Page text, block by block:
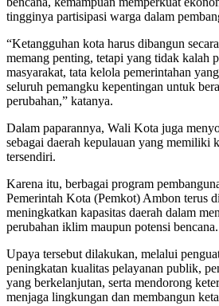
tingginya partisipasi warga dalam
“Ketangguhan kota harus dibangun
memang penting, tetapi yang tidak kalah
masyarakat, tata kelola pemerintahan
seluruh pemangku kepentingan untuk
perubahan,” katanya.
Dalam paparannya, Wali Kota juga
sebagai daerah kepulauan yang memiliki
tersendiri.
Karena itu, berbagai program
Pemerintah Kota (Pemkot) Ambon terus
meningkatkan kapasitas daerah dalam
perubahan iklim maupun potensi bencana.
Upaya tersebut dilakukan, melalui
peningkatan kualitas pelayanan publik,
yang berkelanjutan, serta mendorong
menjaga lingkungan dan membangun